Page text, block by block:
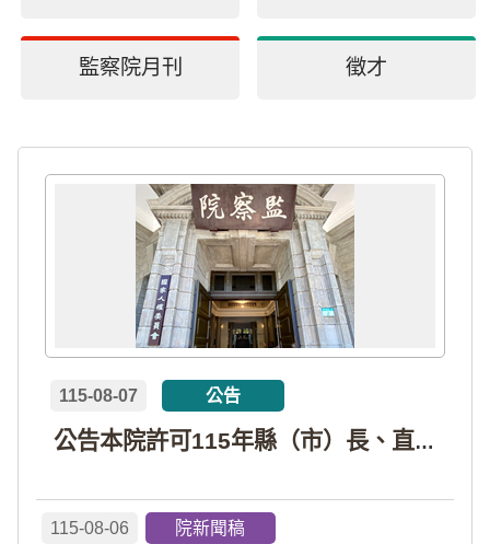
監察院月刊 徵才
公告本院許可115年縣（市）長、直轄市議員、縣（市）議員擬參選人開立政治獻金專戶共計4戶。各專戶得收受政治獻金期間為自專戶許可設立日起至115年11月27日止，專戶名冊詳如附件。
115-08-07 公告
115-08-06 院新聞稿